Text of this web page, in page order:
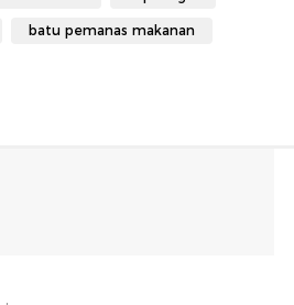
batu pemanas makanan